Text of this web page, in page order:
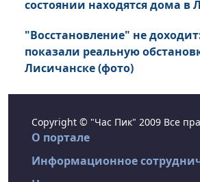
состоянии находятся дома в
"Восстановление" не
показали реальную
Лисичанске (фото)
Copyright © "Час Пик" 2009 Все
О портале
Информационное